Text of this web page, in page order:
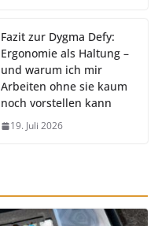
Fazit zur Dygma Defy:
Ergonomie als Haltung –
und warum ich mir
Arbeiten ohne sie kaum
noch vorstellen kann
19. Juli 2026